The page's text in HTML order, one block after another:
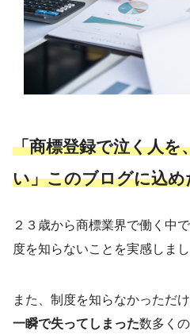
「商標登録で泣く人を
い」このブログに込め
２３歳から商標業界で働く中
度を知らないことを実感しまし
また、制度を知らなかっただけ
一瞬で失ってしまった数多く